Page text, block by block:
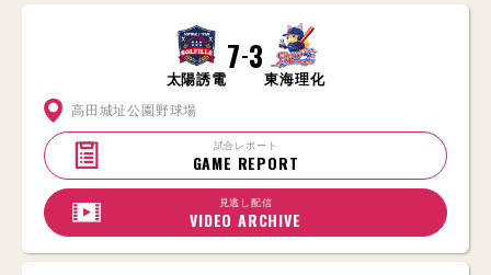
太陽誘電
7-3
東海理化
高田城址公園野球場
試合レポート
GAME REPORT
見逃し配信
VIDEO ARCHIVE